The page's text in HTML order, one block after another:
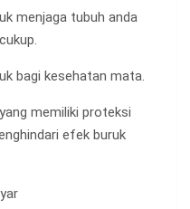
menjaga tubuh anda
bagi kesehatan mata.
memiliki proteksi
efek buruk